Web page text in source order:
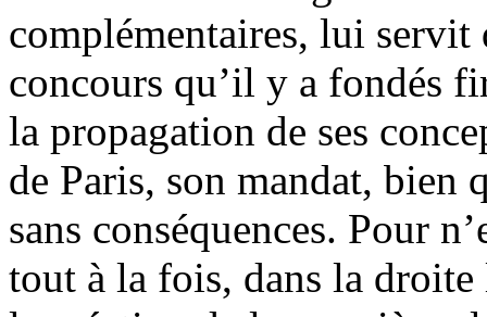
complémentaires, lui
concours qu’il y a fondés
la propagation de ses
de Paris, son mandat, bien
sans conséquences. Pour
tout à la fois, dans la